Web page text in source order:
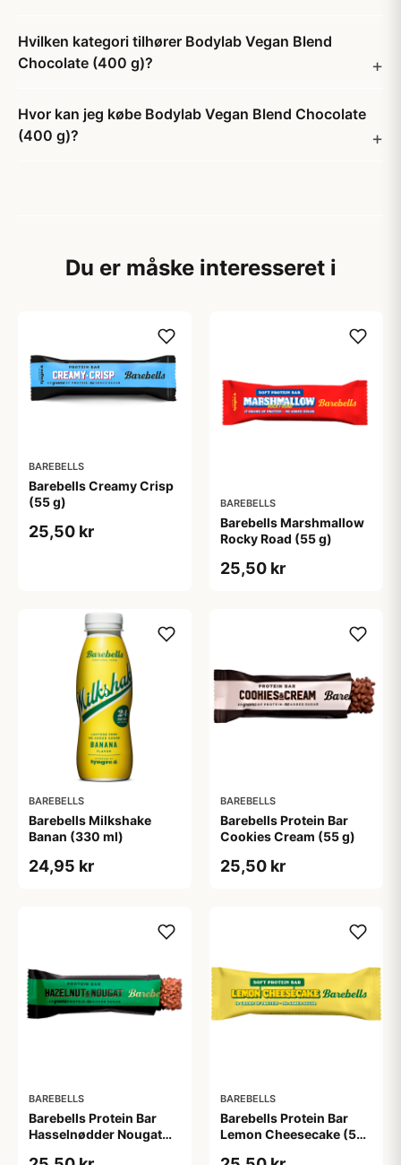
Hvilken kategori tilhører Bodylab Vegan Blend
Chocolate (400 g)?
Hvor kan jeg købe Bodylab Vegan Blend Chocolate
(400 g)?
Du er måske interesseret i
BAREBELLS
Barebells Creamy Crisp
(55 g)
25,50 kr
BAREBELLS
Barebells Marshmallow
Rocky Road (55 g)
25,50 kr
BAREBELLS
Barebells Milkshake
Banan (330 ml)
24,95 kr
BAREBELLS
Barebells Protein Bar
Cookies Cream (55 g)
25,50 kr
BAREBELLS
Barebells Protein Bar
Hasselnødder Nougat
BAREBELLS
Barebells Protein Bar
Lemon Cheesecake (55